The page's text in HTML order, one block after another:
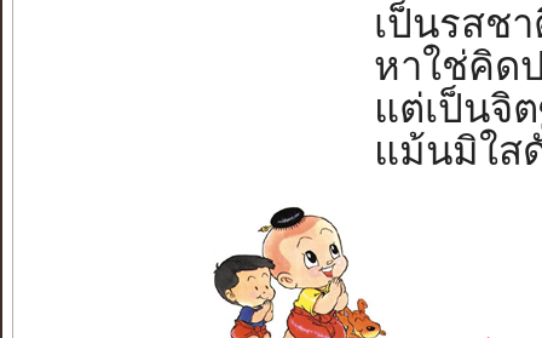
เป็นรสช
หาใช่คิด
แต่เป็นจิ
แม้นมิใส